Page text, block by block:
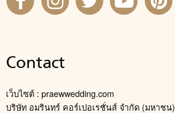
Contact
เว็บไซต์ : praewwedding.com
บริษัท อมรินทร์ คอร์เปอเรชั่นส์ จำกัด (มหาชน)